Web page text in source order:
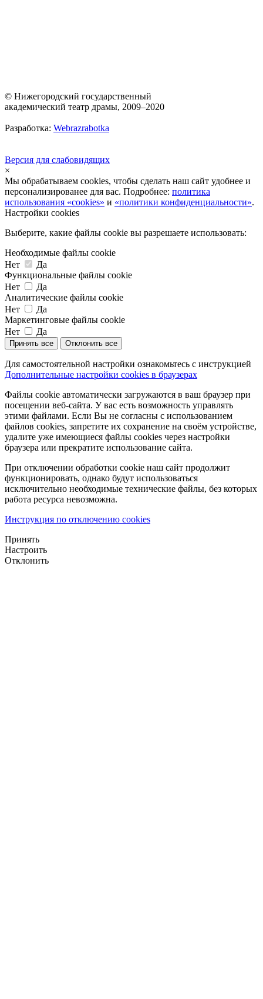
© Нижегородский государственный
академический театр драмы, 2009–2020
Разработка: Webrazrabotka
Версия для слабовидящих
×
Мы обрабатываем cookies, чтобы сделать наш сайт удобнее и
персонализированее для вас. Подробнее: политика
использования «cookies» и «политики конфиденциальности».
Настройки cookies
Выберите, какие файлы cookie вы разрешаете использовать:
Необходимые файлы cookie
Нет
Да
Функциональные файлы cookie
Нет
Да
Аналитические файлы cookie
Нет
Да
Маркетинговые файлы cookie
Нет
Да
Принять все Отклонить все
Для самостоятельной настройки ознакомьтесь с инструкцией
Дополнительные настройки cookies в браузерах
Файлы cookie автоматически загружаются в ваш браузер при
посещении веб-сайта. У вас есть возможность управлять
этими файлами. Если Вы не согласны с использованием
файлов cookies, запретите их сохранение на своём устройстве,
удалите уже имеющиеся файлы cookies через настройки
браузера или прекратите использование сайта.
При отключении обработки cookie наш сайт продолжит
функционировать, однако будут использоваться
исключительно необходимые технические файлы, без которых
работа ресурса невозможна.
Инструкция по отключению cookies
Принять
Настроить
Отклонить